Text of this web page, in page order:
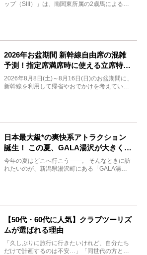
ップ（SIII）」は、南関東所属の2歳馬による注
2026年お盆期間 新幹線自由席の混雑
予測！指定席満席時に使える立席特急
券も解説
2026年8月8日(土)～8月16日(日)のお盆期間に、
新幹線を利用して帰省やおでかけを考えている
日本最大級*の爽快系アトラクション
誕生！ この夏、GALA湯沢が大きく生
まれ変わる
今年の夏はどこへ行こう――。 そんなときに訪
れたいのが、新潟県湯沢町にある「GALA湯
【50代・60代に人気】クラブツーリズ
ムが選ばれる理由
「久しぶりに旅行に行きたいけれど、自分たち
だけで計画するのは不安…」「同世代の方と気